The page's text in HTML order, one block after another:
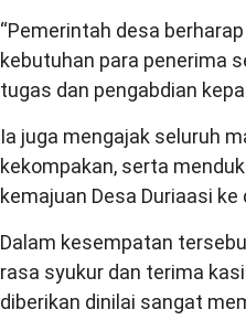
“Pemerintah desa
kebutuhan para penerima
tugas dan pengabdian
Ia juga mengajak seluruh
kekompakan, serta
kemajuan Desa Duriaasi ke
Dalam kesempatan
rasa syukur dan terima
diberikan dinilai sangat